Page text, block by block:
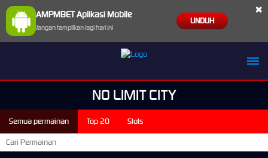
AMPMBET Aplikasi Mobile
Jangan tampilkan lagi hari ini
UNDUH
×
NO LIMIT CITY
Semua permainan Top 20 Slots